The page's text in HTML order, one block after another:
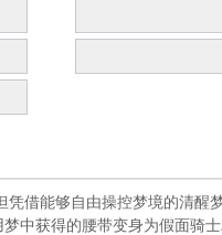
借能够自由操控梦境的清
梦中获得的腰带变身为假